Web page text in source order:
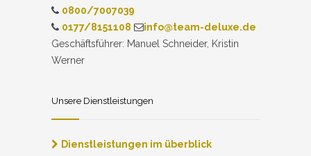
0800/7007039
0177/8151108
info@team-deluxe.de
Geschäftsführer: Manuel Schneider, Kristin
Werner
Unsere Dienstleistungen
Dienstleistungen im überblick